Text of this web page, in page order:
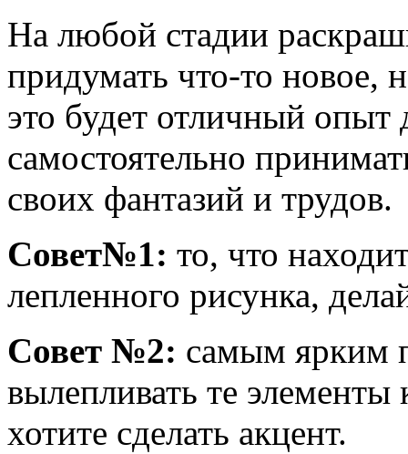
На любой стадии
придумать что-то новое,
это будет отличный опыт
самостоятельно
своих фантазий и трудов.
Совет№1: то, что
лепленного рисунка,
Совет №2: самым ярким
вылепливать те
хотите сделать акцент.